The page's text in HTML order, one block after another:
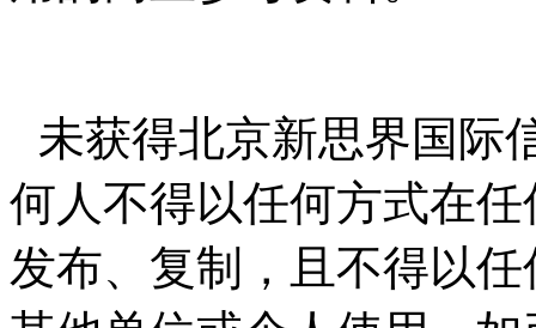
未获得北京新思界国际
何人不得以任何方式在
发布、复制，且不得以